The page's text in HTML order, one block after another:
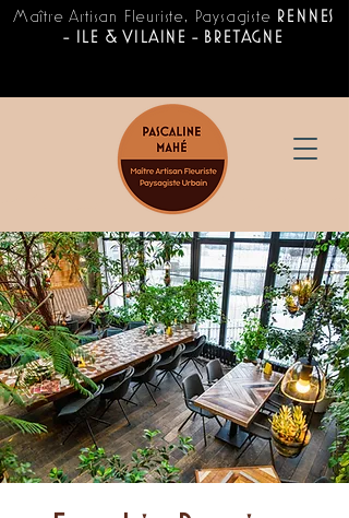
Maître Artisan Fleuriste, Paysagiste RENNES
- ILE & VILAINE - BRETAGNE